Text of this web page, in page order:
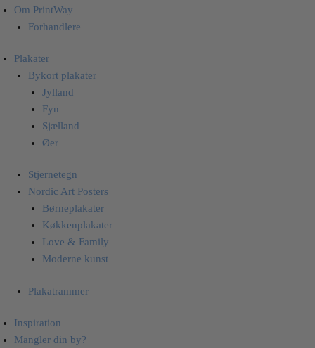
Om PrintWay
Forhandlere
Plakater
Bykort plakater
Jylland
Fyn
Sjælland
Øer
Stjernetegn
Nordic Art Posters
Børneplakater
Køkkenplakater
Love & Family
Moderne kunst
Plakatrammer
Inspiration
Mangler din by?